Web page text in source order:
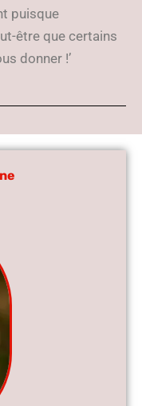
puisque
être que certains
donner !’